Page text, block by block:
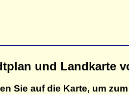
und Landkarte
Sie auf die Karte, um